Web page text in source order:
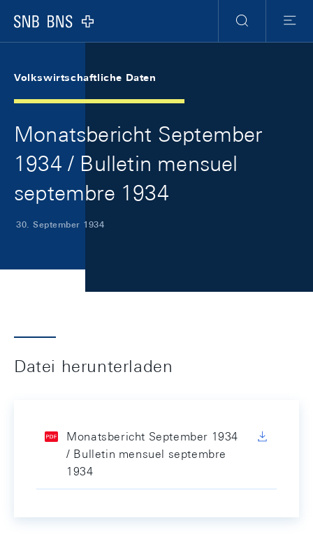
Logo
Suche
Menu
Volkswirtschaftliche Daten
Monatsbericht September
1934 / Bulletin mensuel
septembre 1934
30. September 1934
Datei herunterladen
Monatsbericht September 1934
/ Bulletin mensuel septembre
1934